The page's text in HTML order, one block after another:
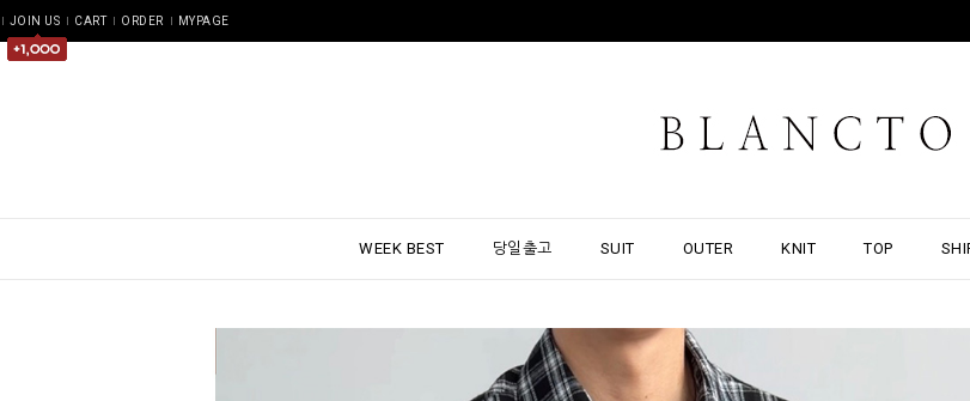
JOIN US CART ORDER MYPAGE
WEEK BEST 당일출고 SUIT OUTER KNIT TOP